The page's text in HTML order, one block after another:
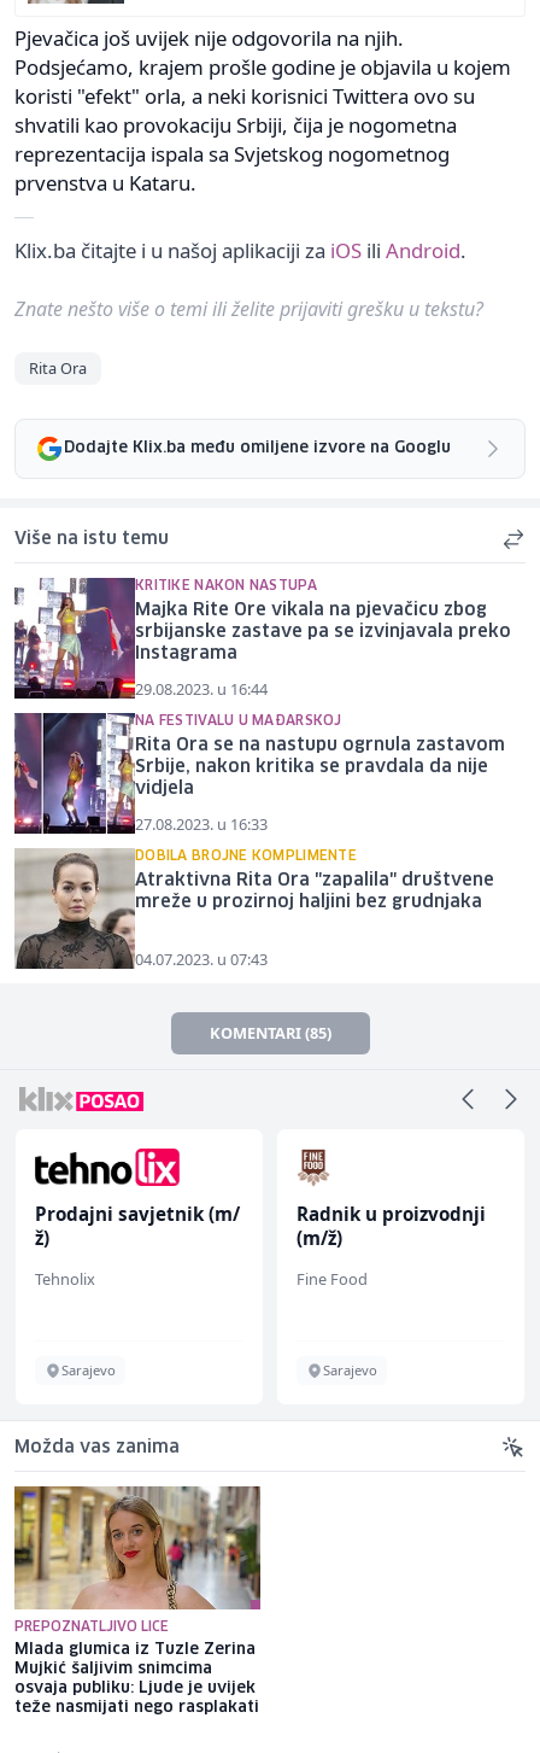
Pjevačica još uvijek nije odgovorila na njih.
Podsjećamo, krajem prošle godine je objavila u kojem
koristi "efekt" orla, a neki korisnici Twittera ovo su
shvatili kao provokaciju Srbiji, čija je nogometna
reprezentacija ispala sa Svjetskog nogometnog
prvenstva u Kataru.
Klix.ba čitajte i u našoj aplikaciji za iOS ili Android.
Znate nešto više o temi ili želite prijaviti grešku u tekstu?
Rita Ora
Dodajte Klix.ba među omiljene izvore na Googlu
Više na istu temu
KRITIKE NAKON NASTUPA
Majka Rite Ore vikala na pjevačicu zbog
srbijanske zastave pa se izvinjavala preko
Instagrama
29.08.2023. u 16:44
NA FESTIVALU U MAĐARSKOJ
Rita Ora se na nastupu ogrnula zastavom
Srbije, nakon kritika se pravdala da nije
vidjela
27.08.2023. u 16:33
DOBILA BROJNE KOMPLIMENTE
Atraktivna Rita Ora "zapalila" društvene
mreže u prozirnoj haljini bez grudnjaka
04.07.2023. u 07:43
KOMENTARI (85)
Prodajni savjetnik (m/
ž)
Tehnolix
Sarajevo
Radnik u proizvodnji
(m/ž)
Fine Food
Sarajevo
Možda vas zanima
PREPOZNATLJIVO LICE
Mlada glumica iz Tuzle Zerina
Mujkić šaljivim snimcima
osvaja publiku: Ljude je uvijek
teže nasmijati nego rasplakati